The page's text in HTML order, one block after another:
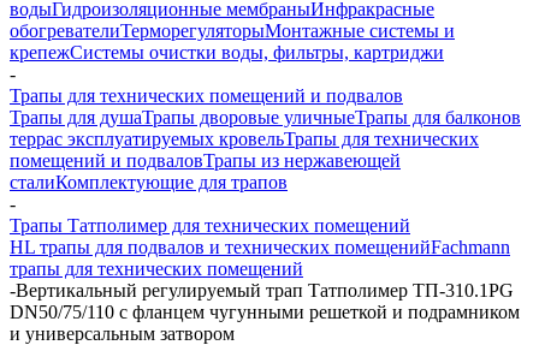
водыГидроизоляционные мембраныИнфракрасные
обогревателиТерморегуляторыМонтажные системы и
крепежСистемы очистки воды, фильтры, картриджи
-
Трапы для технических помещений и подвалов
Трапы для душаТрапы дворовые уличныеТрапы для балконов
террас эксплуатируемых кровельТрапы для технических
помещений и подваловТрапы из нержавеющей
сталиКомплектующие для трапов
-
Трапы Татполимер для технических помещений
HL трапы для подвалов и технических помещенийFachmann
трапы для технических помещений
-Вертикальный регулируемый трап Татполимер ТП-310.1PG
DN50/75/110 с фланцем чугунными решеткой и подрамником
и универсальным затвором